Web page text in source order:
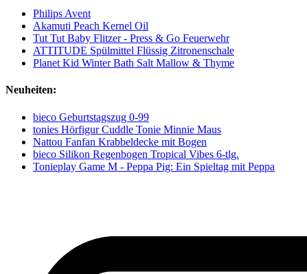
Philips Avent
Akamuti Peach Kernel Oil
Tut Tut Baby Flitzer - Press & Go Feuerwehr
ATTITUDE Spülmittel Flüssig Zitronenschale
Planet Kid Winter Bath Salt Mallow & Thyme
Neuheiten:
bieco Geburtstagszug 0-99
tonies Hörfigur Cuddle Tonie Minnie Maus
Nattou Fanfan Krabbeldecke mit Bogen
bieco Silikon Regenbogen Tropical Vibes 6-tlg.
Tonieplay Game M - Peppa Pig: Ein Spieltag mit Peppa